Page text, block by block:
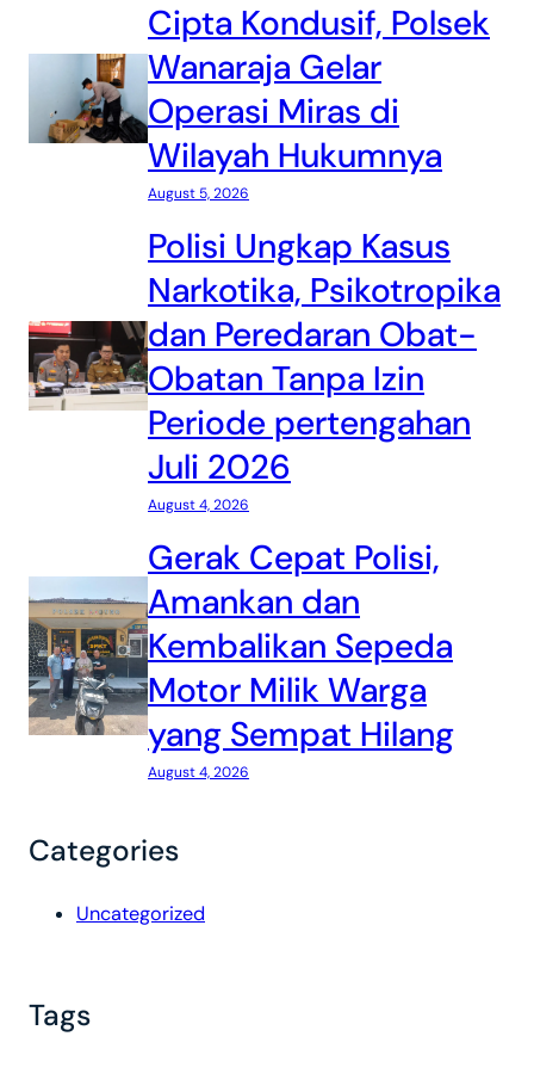
Cipta Kondusif, Polsek
Wanaraja Gelar
Operasi Miras di
Wilayah Hukumnya
August 5, 2026
Polisi Ungkap Kasus
Narkotika, Psikotropika
dan Peredaran Obat-
Obatan Tanpa Izin
Periode pertengahan
Juli 2026
August 4, 2026
Gerak Cepat Polisi,
Amankan dan
Kembalikan Sepeda
Motor Milik Warga
yang Sempat Hilang
August 4, 2026
Categories
Uncategorized
Tags